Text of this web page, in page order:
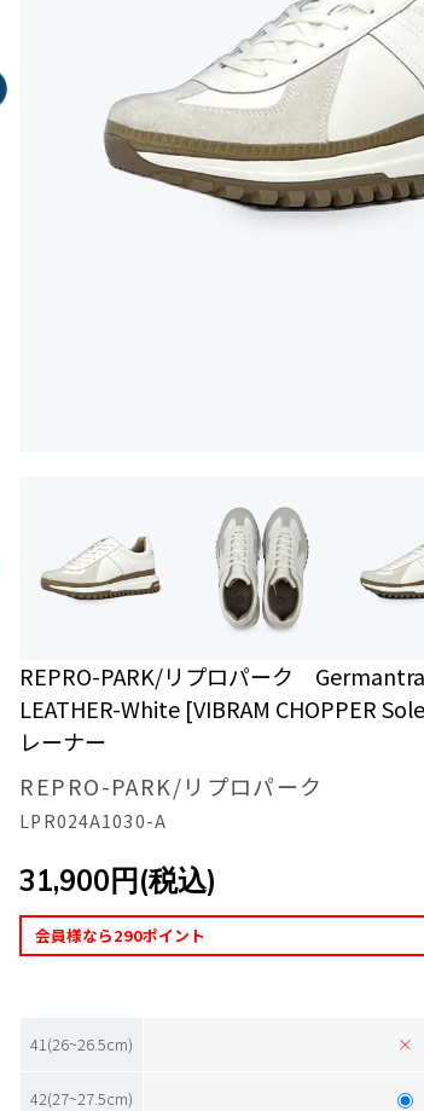
REPRO-PARK/リプロパーク
LEATHER-White [VIBRAM CHOPPER
レーナー
REPRO-PARK/リプロパーク
LPR024A1030-A
31,900円(税込)
会員様なら290ポイント
41(26~26.5cm) ×
42(27~27.5cm)